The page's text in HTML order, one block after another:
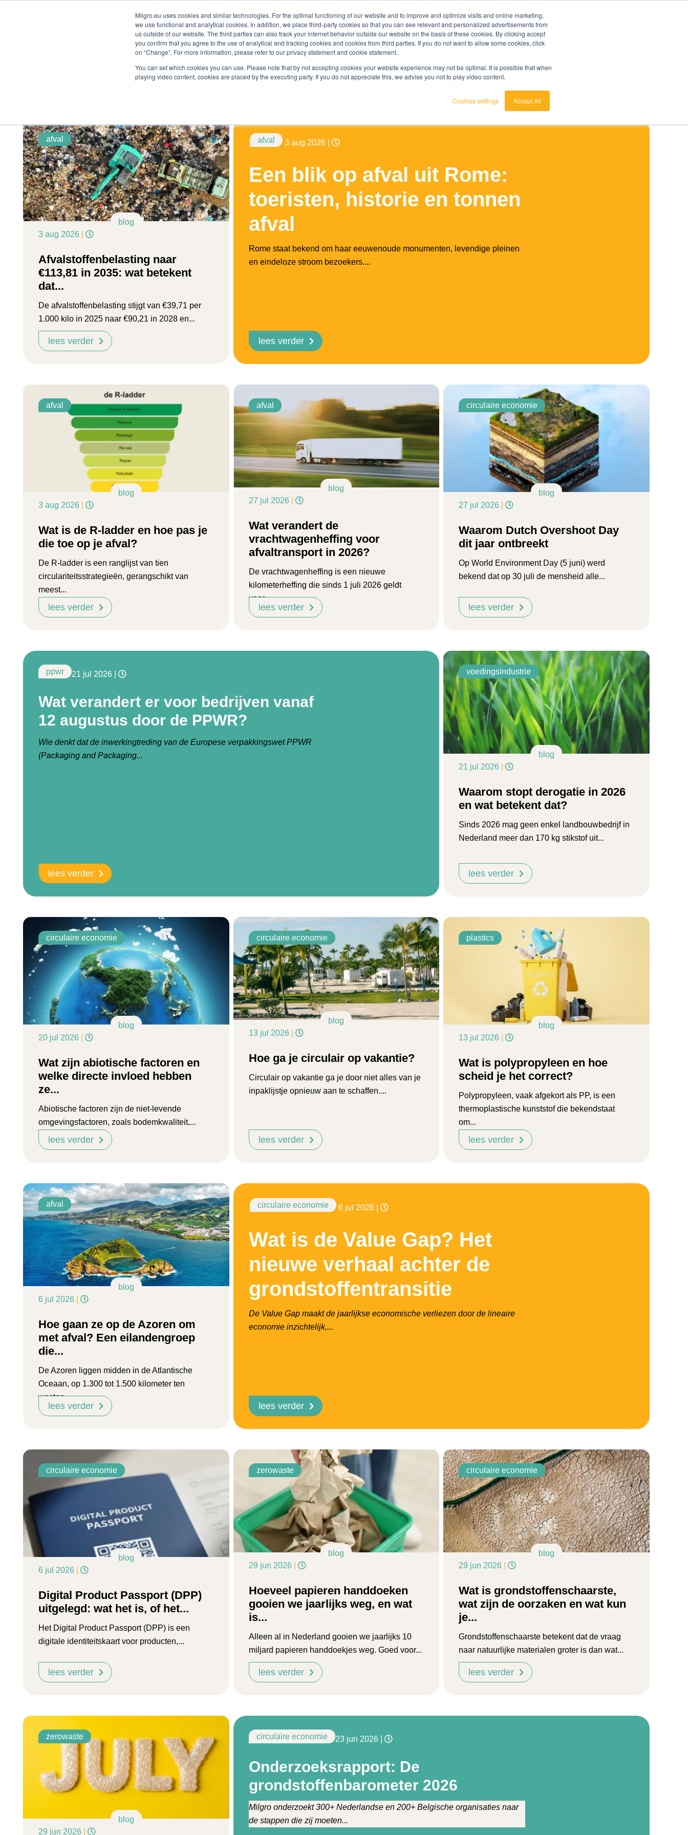
Milgro.eu uses cookies and similar technologies. For the optimal functioning of our website and to improve and optimize visits and online marketing,
we use functional and analytical cookies. In addition, we place third-party cookies so that you can see relevant and personalized advertisements from
us outside of our website. The third parties can also track your internet behavior outside our website on the basis of these cookies. By clicking accept
you confirm that you agree to the use of analytical and tracking cookies and cookies from third parties. If you do not want to allow some cookies, click
on “Change”. For more information, please refer to our privacy statement and cookie statement.
You can set which cookies you can use. Please note that by not accepting cookies your website experience may not be optimal. It is possible that when
playing video content, cookies are placed by the executing party. If you do not appreciate this, we advise you not to play video content.
Cookies settings Accept All
onze oplossingen voor wie kenniscentrum werken bij over ons
maak kennis probeer nu7 dagen gratis
Dit is een zoekveld waaraan een functie voor automatische suggesties is gekoppeld.
afval
blog
3 aug 2026
Afvalstoffenbelasting naar
€113,81 in 2035: wat betekent
dat...
De afvalstoffenbelasting stijgt van €39,71 per
1.000 kilo in 2025 naar €90,21 in 2028 en...
lees verder
afval 3 aug 2026|
Een blik op afval uit Rome:
toeristen, historie en tonnen
afval
Rome staat bekend om haar eeuwenoude monumenten, levendige pleinen
en eindeloze stroom bezoekers....
lees verder
afval
blog
3 aug 2026
Wat is de R-ladder en hoe pas je
die toe op je afval?
De R-ladder is een ranglijst van tien
circulariteitsstrategieën, gerangschikt van
meest...
lees verder
afval
blog
27 jul 2026|
Wat verandert de
vrachtwagenheffing voor
afvaltransport in 2026?
De vrachtwagenheffing is een nieuwe
kilometerheffing die sinds 1 juli 2026 geldt
voor...
lees verder
circulaire economie
blog
27 jul 2026
Waarom Dutch Overshoot Day
dit jaar ontbreekt
Op World Environment Day (5 juni) werd
bekend dat op 30 juli de mensheid alle...
lees verder
ppwr 21 jul 2026
Wat verandert er voor bedrijven vanaf
12 augustus door de PPWR?
Wie denkt dat de inwerkingtreding van de Europese verpakkingswet PPWR
(Packaging and Packaging...
lees verder
voedingsindustrie
blog
21 jul 2026
Waarom stopt derogatie in 2026
en wat betekent dat?
Sinds 2026 mag geen enkel landbouwbedrijf in
Nederland meer dan 170 kg stikstof uit...
lees verder
circulaire economie
blog
20 jul 2026
Wat zijn abiotische factoren en
welke directe invloed hebben
ze...
Abiotische factoren zijn de niet-levende
omgevingsfactoren, zoals bodemkwaliteit,...
lees verder
circulaire economie
blog
13 jul 2026|
Hoe ga je circulair op vakantie?
Circulair op vakantie ga je door niet alles van je
inpaklijstje opnieuw aan te schaffen....
lees verder
plastics
blog
13 jul 2026
Wat is polypropyleen en hoe
scheid je het correct?
Polypropyleen, vaak afgekort als PP, is een
thermoplastische kunststof die bekendstaat
om...
lees verder
afval
blog
6 jul 2026
Hoe gaan ze op de Azoren om
met afval? Een eilandengroep
die...
De Azoren liggen midden in de Atlantische
Oceaan, op 1.300 tot 1.500 kilometer ten
westen...
lees verder
circulaire economie 6 jul 2026|
Wat is de Value Gap? Het
nieuwe verhaal achter de
grondstoffentransitie
De Value Gap maakt de jaarlijkse economische verliezen door de lineaire
economie inzichtelijk,...
lees verder
circulaire economie
blog
6 jul 2026
Digital Product Passport (DPP)
uitgelegd: wat het is, of het...
Het Digital Product Passport (DPP) is een
digitale identiteitskaart voor producten,...
lees verder
zerowaste
blog
29 jun 2026|
Hoeveel papieren handdoeken
gooien we jaarlijks weg, en wat
is...
Alleen al in Nederland gooien we jaarlijks 10
miljard papieren handdoekjes weg. Goed voor...
lees verder
circulaire economie
blog
29 jun 2026
Wat is grondstoffenschaarste,
wat zijn de oorzaken en wat kun
je...
Grondstoffenschaarste betekent dat de vraag
naar natuurlijke materialen groter is dan wat...
lees verder
zerowaste
blog
29 jun 2026
circulaire economie 23 jun 2026|
Onderzoeksrapport: De
grondstoffenbarometer 2026
Milgro onderzoekt 300+ Nederlandse en 200+ Belgische organisaties naar
de stappen die zij moeten...